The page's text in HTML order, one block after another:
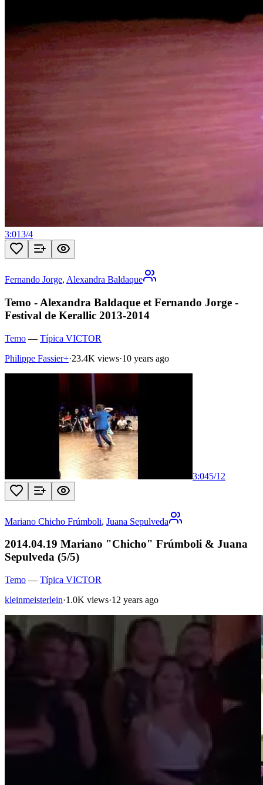
3:013/4
Fernando Jorge, Alexandra Baldaque
Temo - Alexandra Baldaque et Fernando Jorge -
Festival de Kerallic 2013-2014
Temo — Típica VICTOR
Philippe Fassier+·23.4K views·10 years ago
3:045/12
Mariano Chicho Frúmboli, Juana Sepulveda
2014.04.19 Mariano "Chicho" Frúmboli & Juana
Sepulveda (5/5)
Temo — Típica VICTOR
kleinmeisterlein·1.0K views·12 years ago